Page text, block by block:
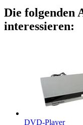
Die folgenden
interessieren:
DVD-Player